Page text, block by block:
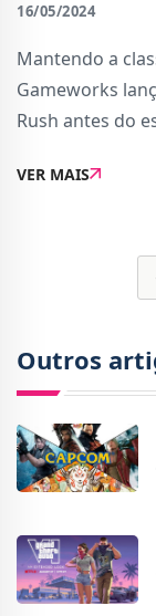
16/05/2024
Mantendo a
Gameworks
Rush antes do
pequenos
VER MAIS
Outros